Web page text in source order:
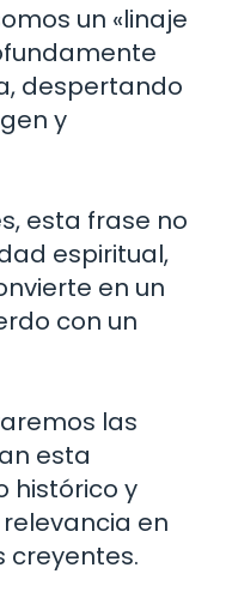
un «linaje
despertando
y
esta frase no
espiritual,
en un
con un
las
esta
histórico y
en
creyentes.